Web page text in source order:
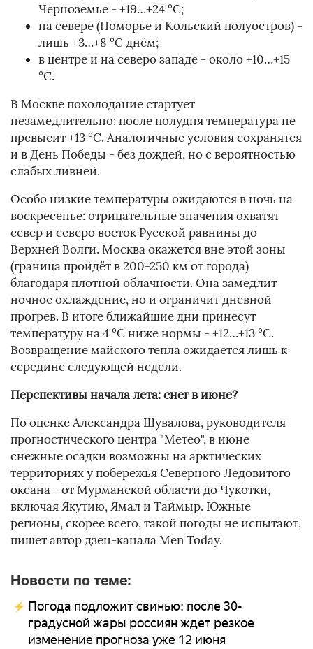
Черноземье - +19…+24 °C;
на севере (Поморье и Кольский полуостров) -
лишь +3…+8 °C днём;
в центре и на северо западе - около +10…+15
°C.
В Москве похолодание стартует
незамедлительно: после полудня температура не
превысит +13 °C. Аналогичные условия сохранятся
и в День Победы - без дождей, но с вероятностью
слабых ливней.
Особо низкие температуры ожидаются в ночь на
воскресенье: отрицательные значения охватят
север и северо восток Русской равнины до
Верхней Волги. Москва окажется вне этой зоны
(граница пройдёт в 200-250 км от города)
благодаря плотной облачности. Она замедлит
ночное охлаждение, но и ограничит дневной
прогрев. В итоге ближайшие дни принесут
температуру на 4 °C ниже нормы - +12…+13 °C.
Возвращение майского тепла ожидается лишь к
середине следующей недели.
Перспективы начала лета: снег в июне?
По оценке Александра Шувалова, руководителя
прогностического центра "Метео", в июне
снежные осадки возможны на арктических
территориях у побережья Северного Ледовитого
океана - от Мурманской области до Чукотки,
включая Якутию, Ямал и Таймыр. Южные
регионы, скорее всего, такой погоды не испытают,
пишет автор дзен-канала Men Today.
Новости по теме:
Погода подложит свинью: после 30-
градусной жары россиян ждет резкое
изменение прогноза уже 12 июня